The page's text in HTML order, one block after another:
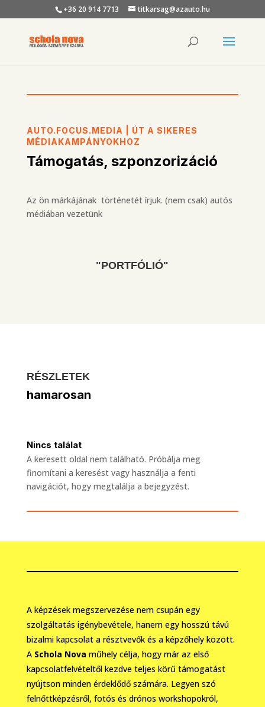
+36 20 914 7713 titkarsag@azauto.hu
AUTO.FOCUS.MEDIA | ÚT A SIKERES
MÉDIAKAMPÁNYOKHOZ
Támogatás, szponzorizáció
Az ön márkájának történetét írjuk. (nem csak) autós
médiában vezetünk
"PORTFÓLIÓ"
RÉSZLETEK
hamarosan
Nincs találat
A keresett oldal nem található. Próbálja meg
finomítani a keresést vagy használja a fenti
navigációt, hogy megtalálja a bejegyzést.
A képzések megszervezése nem csupán egy
szolgáltatás igénybevétele, hanem egy hosszú távú
bizalmi kapcsolat a résztvevők és a képzőhely között.
A Schola Nova műhely célja, hogy már az első
kapcsolatfelvételtől kezdve teljes körű támogatást
nyújtson minden érdeklődő számára. Legyen szó
felnőttképzésről, fotós és drónos workshopokról,